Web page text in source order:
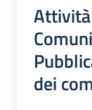
dei